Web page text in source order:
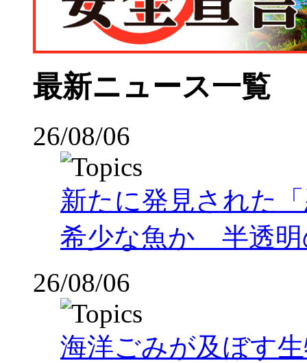
最新ニュース一覧
26/08/06
新たに発見された
希少な魚か 半透明
26/08/06
海洋ごみが及ぼす